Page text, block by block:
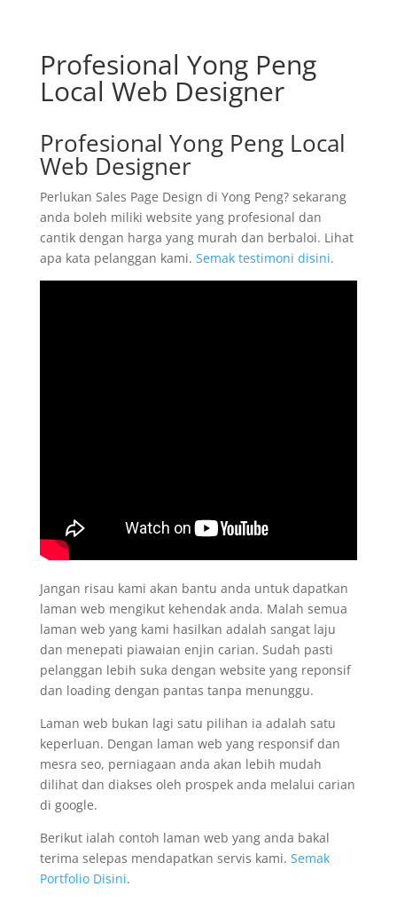
Profesional Yong Peng
Local Web Designer
Profesional Yong Peng Local
Web Designer
Perlukan Sales Page Design di Yong Peng? sekarang
anda boleh miliki website yang profesional dan
cantik dengan harga yang murah dan berbaloi. Lihat
apa kata pelanggan kami. Semak testimoni disini.
Jangan risau kami akan bantu anda untuk dapatkan
laman web mengikut kehendak anda. Malah semua
laman web yang kami hasilkan adalah sangat laju
dan menepati piawaian enjin carian. Sudah pasti
pelanggan lebih suka dengan website yang reponsif
dan loading dengan pantas tanpa menunggu.
Laman web bukan lagi satu pilihan ia adalah satu
keperluan. Dengan laman web yang responsif dan
mesra seo, perniagaan anda akan lebih mudah
dilihat dan diakses oleh prospek anda melalui carian
di google.
Berikut ialah contoh laman web yang anda bakal
terima selepas mendapatkan servis kami. Semak
Portfolio Disini.